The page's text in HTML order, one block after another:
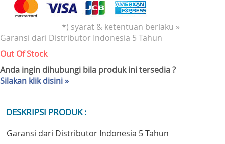
*) syarat & ketentuan berlaku »
Garansi dari Distributor Indonesia 5 Tahun
Out Of Stock
Anda ingin dihubungi bila produk ini tersedia ?
Silakan klik disini »
DESKRIPSI PRODUK :
Garansi dari Distributor Indonesia 5 Tahun